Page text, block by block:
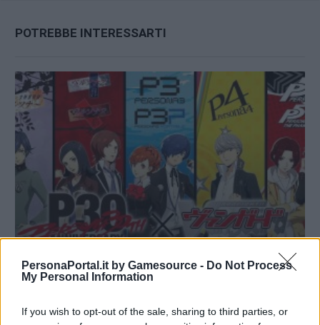
PersonaPortal.it by Gamesource - Do Not Process
My Personal Information
If you wish to opt-out of the sale, sharing to third parties, or
POTREBBE INTERESSARTI
16/06/2026